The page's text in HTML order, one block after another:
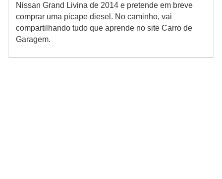
Nissan Grand Livina de 2014 e pretende em breve
comprar uma picape diesel. No caminho, vai
compartilhando tudo que aprende no site Carro de
Garagem.